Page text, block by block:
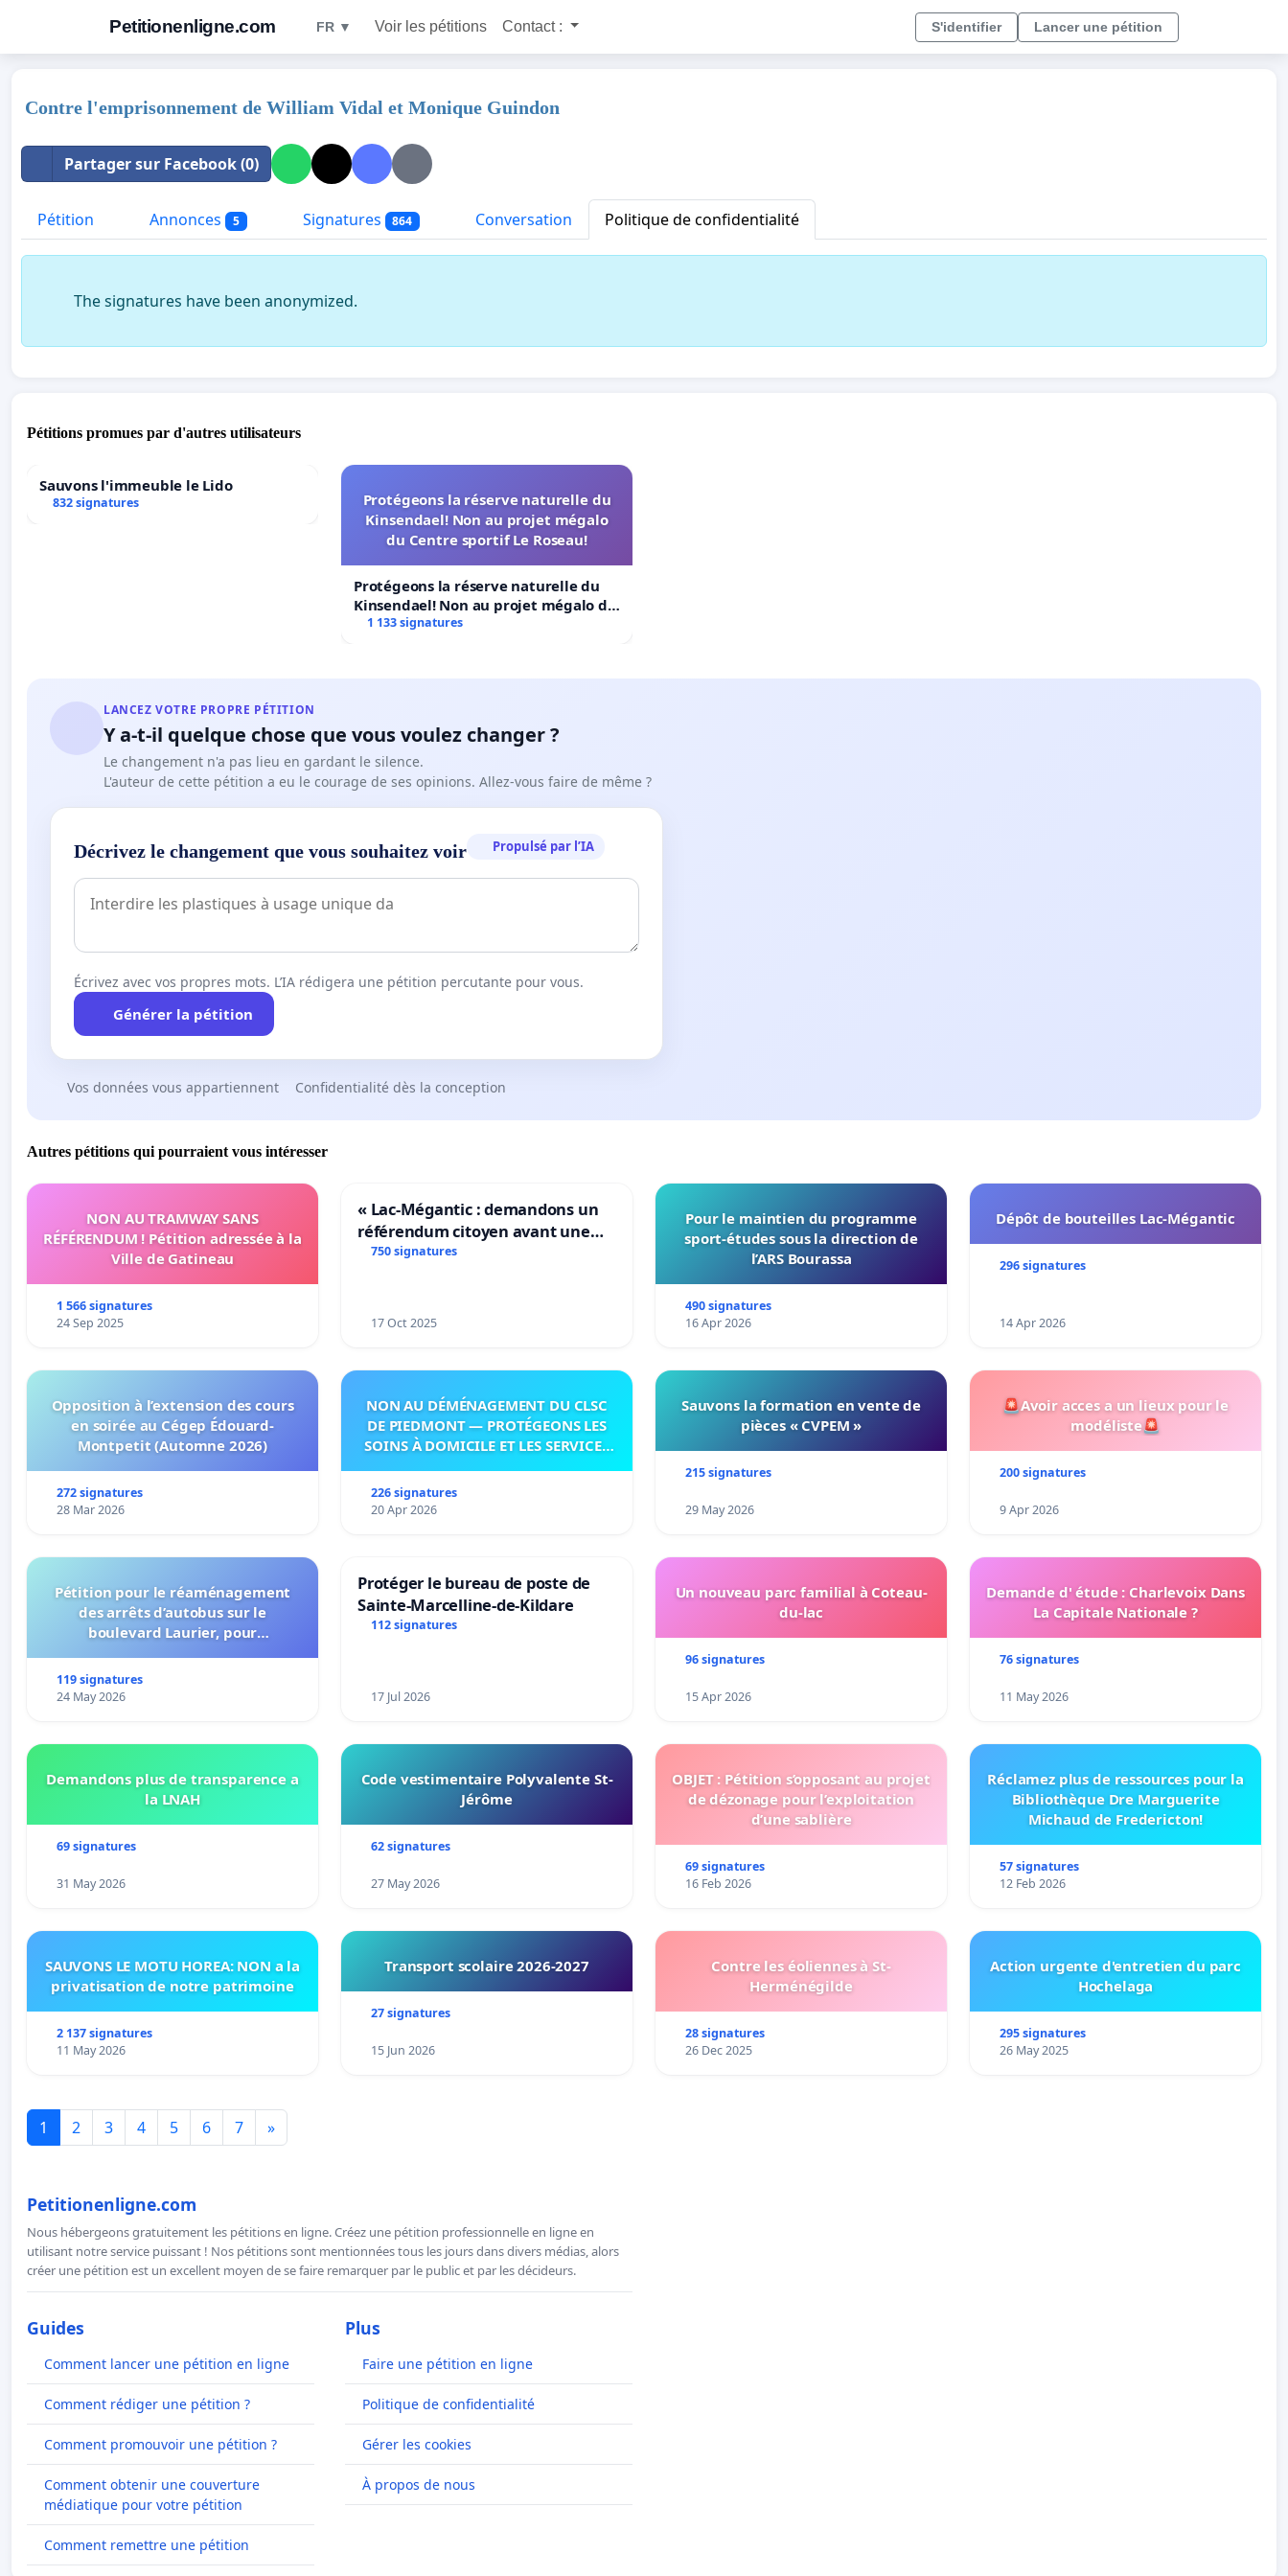
Petitionenligne.com FR ▼ Voir les pétitions Contact : S'identifier Lancer une pétition
Contre l'emprisonnement de William Vidal et Monique Guindon
Partager sur Facebook (0)
Pétition Annonces 5 Signatures 864 Conversation Politique de confidentialité
The signatures have been anonymized.
Pétitions promues par d'autres utilisateurs
Sauvons l'immeuble le Lido
832 signatures
Protégeons la réserve naturelle du
Kinsendael! Non au projet mégalo
du Centre sportif Le Roseau!
Protégeons la réserve naturelle du
Kinsendael! Non au projet mégalo du
Centre sportif Le Roseau!
1 133 signatures
LANCEZ VOTRE PROPRE PÉTITION
Y a-t-il quelque chose que vous voulez changer ?
Le changement n'a pas lieu en gardant le silence.
L'auteur de cette pétition a eu le courage de ses opinions. Allez-vous faire de même ?
Décrivez le changement que vous souhaitez voir Propulsé par l’IA
Écrivez avec vos propres mots. L’IA rédigera une pétition percutante pour vous.
Générer la pétition
Vos données vous appartiennent Confidentialité dès la conception
Autres pétitions qui pourraient vous intéresser
NON AU TRAMWAY SANS
RÉFÉRENDUM ! Pétition adressée à la
Ville de Gatineau
1 566 signatures
24 Sep 2025
« Lac-Mégantic : demandons un
référendum citoyen avant une
transformation irréversible de
750 signatures
17 Oct 2025
Pour le maintien du programme
sport-études sous la direction de
l’ARS Bourassa
490 signatures
16 Apr 2026
Dépôt de bouteilles Lac-Mégantic
296 signatures
14 Apr 2026
Opposition à l’extension des cours
en soirée au Cégep Édouard-
Montpetit (Automne 2026)
272 signatures
28 Mar 2026
NON AU DÉMÉNAGEMENT DU CLSC
DE PIEDMONT — PROTÉGEONS LES
SOINS À DOMICILE ET LES SERVICES
226 signatures
20 Apr 2026
Sauvons la formation en vente de
pièces « CVPEM »
215 signatures
29 May 2026
🚨Avoir acces a un lieux pour le
modéliste🚨
200 signatures
9 Apr 2026
Pétition pour le réaménagement
des arrêts d’autobus sur le
boulevard Laurier, pour
connexion 805-802 à établir
119 signatures
24 May 2026
Protéger le bureau de poste de
Sainte-Marcelline-de-Kildare
112 signatures
17 Jul 2026
Un nouveau parc familial à Coteau-
du-lac
96 signatures
15 Apr 2026
Demande d' étude : Charlevoix Dans
La Capitale Nationale ?
76 signatures
11 May 2026
Demandons plus de transparence a
la LNAH
69 signatures
31 May 2026
Code vestimentaire Polyvalente St-
Jérôme
62 signatures
27 May 2026
OBJET : Pétition s’opposant au projet
de dézonage pour l’exploitation
d’une sablière
69 signatures
16 Feb 2026
Réclamez plus de ressources pour la
Bibliothèque Dre Marguerite
Michaud de Fredericton!
57 signatures
12 Feb 2026
SAUVONS LE MOTU HOREA: NON a la
privatisation de notre patrimoine
2 137 signatures
11 May 2026
Transport scolaire 2026-2027
27 signatures
15 Jun 2026
Contre les éoliennes à St-
Herménégilde
28 signatures
26 Dec 2025
Action urgente d'entretien du parc
Hochelaga
295 signatures
26 May 2025
1 2 3 4 5 6 7 »
Petitionenligne.com
Nous hébergeons gratuitement les pétitions en ligne. Créez une pétition professionnelle en ligne en
utilisant notre service puissant ! Nos pétitions sont mentionnées tous les jours dans divers médias, alors
créer une pétition est un excellent moyen de se faire remarquer par le public et par les décideurs.
Guides
Comment lancer une pétition en ligne
Comment rédiger une pétition ?
Comment promouvoir une pétition ?
Comment obtenir une couverture
médiatique pour votre pétition
Comment remettre une pétition
Plus
Faire une pétition en ligne
Politique de confidentialité
Gérer les cookies
À propos de nous